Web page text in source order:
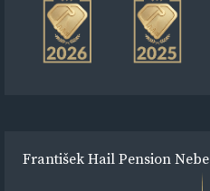
František Hail Pension Nebe